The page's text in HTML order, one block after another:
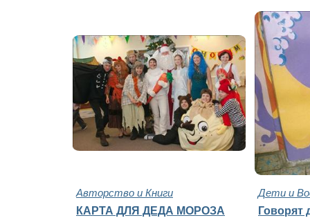
Авторство и Книги Дети и
КАРТА ДЛЯ ДЕДА МОРОЗА
Говорят